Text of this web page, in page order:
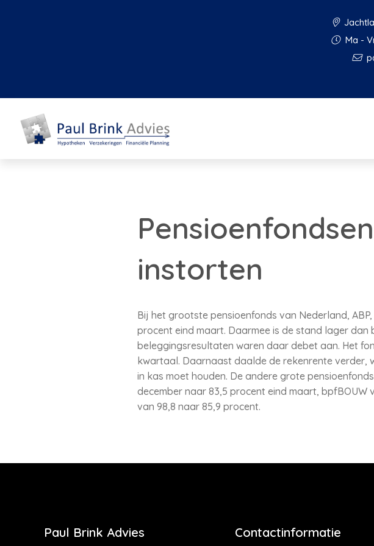
Ma -
instorten
Bij het grootste pensioenfonds van Nederland,
procent eind maart. Daarmee is de stand lager
beleggingsresultaten waren daar debet aan. Het
kwartaal. Daarnaast daalde de rekenrente verder,
in kas moet houden. De andere grote
december naar 83,5 procent eind maart, bpfBOUW
van 98,8 naar 85,9 procent.
Paul Brink Advies Contactinformatie